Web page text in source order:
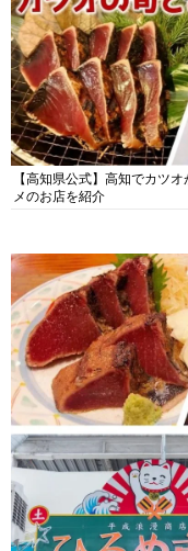
【高知県公式】高知でカツ
メのお店を紹介